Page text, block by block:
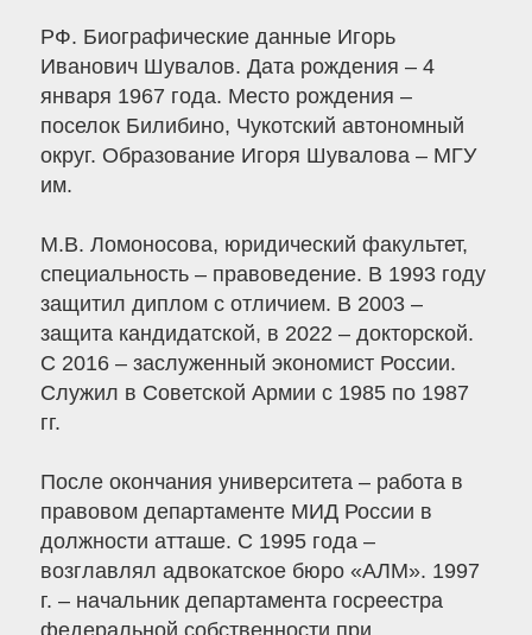
РФ. Биографические данные Игорь
Иванович Шувалов. Дата рождения – 4
января 1967 года. Место рождения –
поселок Билибино, Чукотский автономный
округ. Образование Игоря Шувалова – МГУ
им.
М.В. Ломоносова, юридический факультет,
специальность – правоведение. В 1993 году
защитил диплом с отличием. В 2003 –
защита кандидатской, в 2022 – докторской.
С 2016 – заслуженный экономист России.
Служил в Советской Армии с 1985 по 1987
гг.
После окончания университета – работа в
правовом департаменте МИД России в
должности атташе. С 1995 года –
возглавлял адвокатское бюро «АЛМ». 1997
г. – начальник департамента госреестра